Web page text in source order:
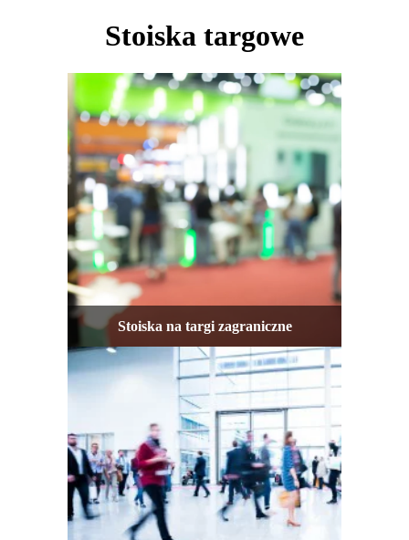
Stoiska targowe
Stoiska na targi zagraniczne